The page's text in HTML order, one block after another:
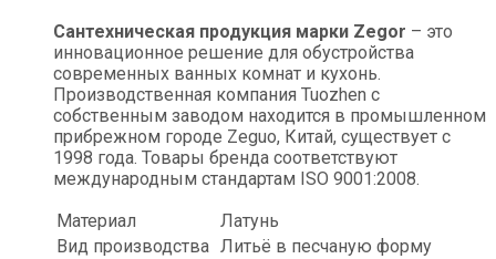
Сантехническая продукция марки Zegor – это
инновационное решение для обустройства
современных ванных комнат и кухонь.
Производственная компания Tuozhen с
собственным заводом находится в промышленном
прибрежном городе Zeguo, Китай, существует с
1998 года. Товары бренда соответствуют
международным стандартам ISO 9001:2008.
Материал
Латунь
Вид производства Литьё в песчаную форму